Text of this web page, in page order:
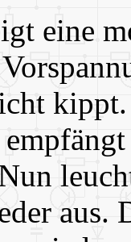
eine
aus.